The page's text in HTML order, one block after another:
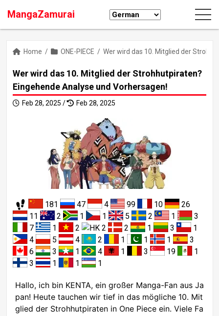
MangaZamurai
Home / ONE-PIECE / Wer wird das 10. Mitglied der
Wer wird das 10. Mitglied der Strohhutpiraten?
Eingehende Analyse und Vorhersagen!
Feb 28, 2025 / Feb 28, 2025
181 47 4 99 10
26
11
2 1 1 5 2 1
3
7
1 2 2 2 1 3
1
4
5 4 2 1 1 1
3
6
3 1 4 1 3 19
1
3
1 1 1
Hallo, ich bin KENTA, ein großer Manga-Fan aus Ja
pan! Heute tauchen wir tief in das mögliche 10. Mit
glied der Strohhutpiraten in One Piece ein. Viele Fa